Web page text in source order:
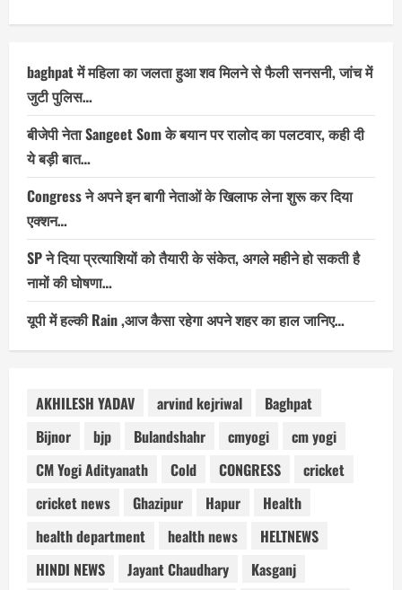
baghpat में महिला का जलता हुआ शव मिलने से फैली सनसनी, जांच में
जुटी पुलिस…
बीजेपी नेता Sangeet Som के बयान पर रालोद का पलटवार, कही दी
ये बड़ी बात…
Congress ने अपने इन बागी नेताओं के खिलाफ लेना शुरू कर दिया
एक्शन…
SP ने दिया प्रत्याशियों को तैयारी के संकेत, अगले महीने हो सकती है
नामों की घोषणा…
यूपी में हल्की Rain ,आज कैसा रहेगा अपने शहर का हाल जानिए…
AKHILESH YADAV arvind kejriwal
Baghpat
Bijnor
bjp Bulandshahr cmyogi
cm yogi
CM Yogi Adityanath
Cold CONGRESS
cricket
cricket news
Ghazipur Hapur
Health
health department
health news
HELTNEWS
HINDI NEWS
Jayant Chaudhary
Kasganj